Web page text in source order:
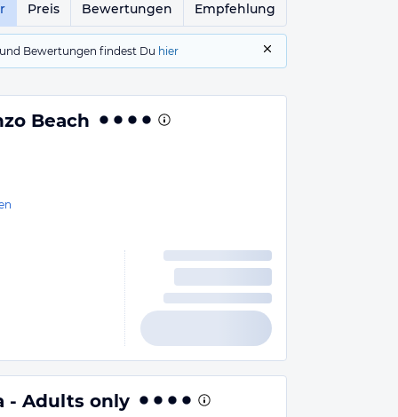
Preis Bewertungen Empfehlung
Bewertungen findest Du hier
Beach
- Adults only